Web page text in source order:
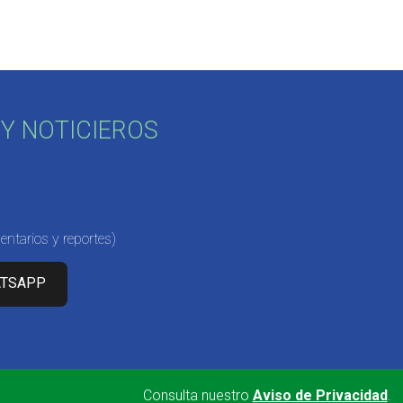
NOTICIEROS
y reportes)
Consulta nuestro Aviso de Privacidad.